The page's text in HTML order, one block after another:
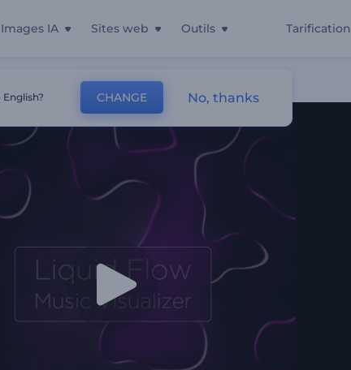
Images IA Sites web Outils Tarification
CHANGE No, thanks